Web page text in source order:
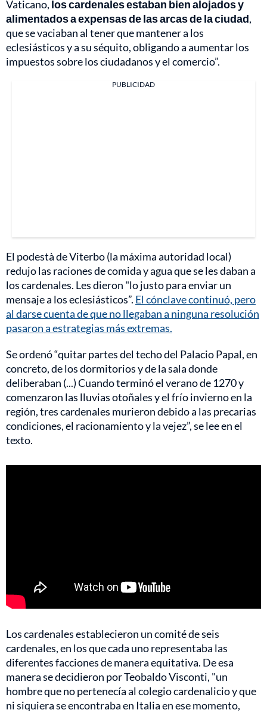
Vaticano, los cardenales estaban bien alojados y
alimentados a expensas de las arcas de la ciudad,
que se vaciaban al tener que mantener a los
eclesiásticos y a su séquito, obligando a aumentar los
impuestos sobre los ciudadanos y el comercio”.
PUBLICIDAD
El podestà de Viterbo (la máxima autoridad local)
redujo las raciones de comida y agua que se les daban a
los cardenales. Les dieron "lo justo para enviar un
mensaje a los eclesiásticos”. El cónclave continuó, pero
al darse cuenta de que no llegaban a ninguna resolución
pasaron a estrategias más extremas.
Se ordenó “quitar partes del techo del Palacio Papal, en
concreto, de los dormitorios y de la sala donde
deliberaban (...) Cuando terminó el verano de 1270 y
comenzaron las lluvias otoñales y el frío invierno en la
región, tres cardenales murieron debido a las precarias
condiciones, el racionamiento y la vejez”, se lee en el
texto.
Los cardenales establecieron un comité de seis
cardenales, en los que cada uno representaba las
diferentes facciones de manera equitativa. De esa
manera se decidieron por Teobaldo Visconti, "un
hombre que no pertenecía al colegio cardenalicio y que
ni siquiera se encontraba en Italia en ese momento,